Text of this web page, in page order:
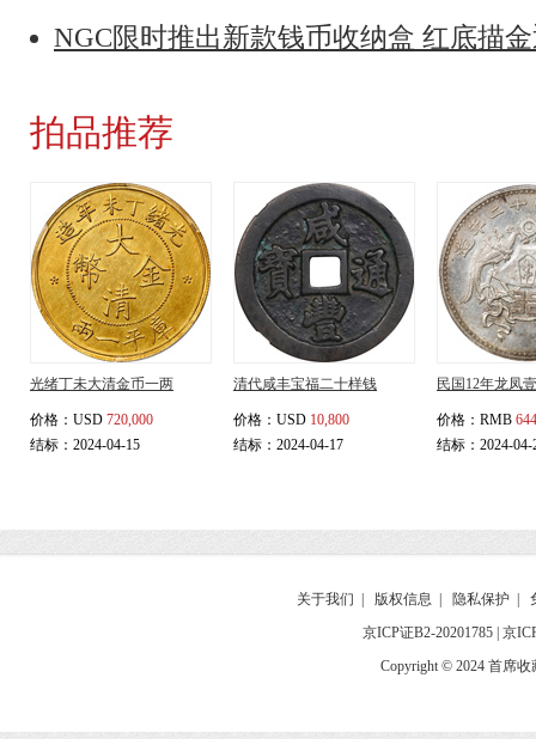
NGC限时推出新款钱币收纳盒 红底描
拍品推荐
光绪丁未大清金币一两
价格： USD 720,000
结标：2024-04-15
清代咸丰宝福二十样钱
价格： USD 10,800
结标：2024-04-17
民国12年龙凤
价格： RMB
结标：2024-04-
关于我们 版权信息 隐私保护
京ICP证B2-20201785 京
Copyright © 2024 首席收